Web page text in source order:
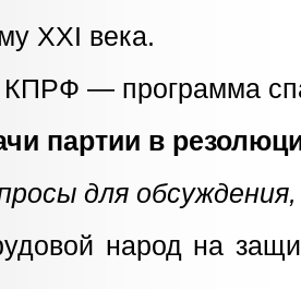
XXI века.
— программа
партии в
для обсуждения,
народ на